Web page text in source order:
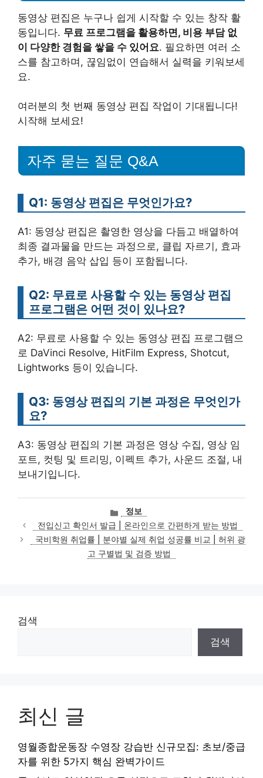
동영상 편집은 누구나 쉽게 시작할 수 있는 창작 활
동입니다. 무료 프로그램을 활용하면, 비용 부담 없
이 다양한 경험을 쌓을 수 있어요. 필요하면 여러 소
스를 참고하며, 끊임없이 연습해서 실력을 키워보세
요.
여러분의 첫 번째 동영상 편집 작업이 기대됩니다!
시작해 보세요!
자주 묻는 질문 Q&A
Q1: 동영상 편집은 무엇인가요?
A1: 동영상 편집은 촬영한 영상을 다듬고 배열하여
최종 결과물을 만드는 과정으로, 클립 자르기, 효과
추가, 배경 음악 삽입 등이 포함됩니다.
Q2: 무료로 사용할 수 있는 동영상 편집
프로그램은 어떤 것이 있나요?
A2: 무료로 사용할 수 있는 동영상 편집 프로그램으
로 DaVinci Resolve, HitFilm Express, Shotcut,
Lightworks 등이 있습니다.
Q3: 동영상 편집의 기본 과정은 무엇인가
요?
A3: 동영상 편집의 기본 과정은 영상 수집, 영상 임
포트, 컷팅 및 트리밍, 이펙트 추가, 사운드 조절, 내
보내기입니다.
카
테
고
리
정보
전입신고 확인서 발급 | 온라인으로 간편하게 받는 방법
국비학원 취업률 | 분야별 실제 취업 성공률 비교 | 허위 광
고 구별법 및 검증 방법
검색
검색
최신 글
영월종합운동장 수영장 강습반 신규모집: 초보/중급
자를 위한 5가지 핵심 완벽가이드